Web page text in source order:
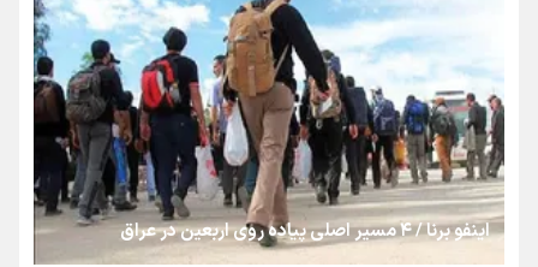
روایت ایران از کنار مردم
از طلوع خیابان‌ها تا غروب اشک
اینفو برنا / ۴ مسیر اصلی پیاده روی اربعین در عراق